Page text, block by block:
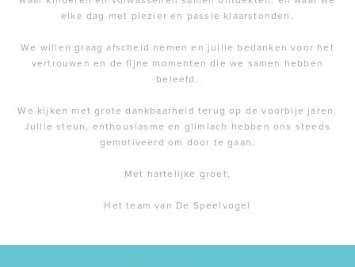
elke dag met plezier en passie klaarstonden.
We willen graag afscheid nemen en jullie bedanken voor het
vertrouwen en de fijne momenten die we samen hebben
beleefd.
We kijken met grote dankbaarheid terug op de voorbije jaren.
Jullie steun, enthousiasme en glimlach hebben ons steeds
gemotiveerd om door te gaan.
Met hartelijke groet,
Het team van De Speelvogel